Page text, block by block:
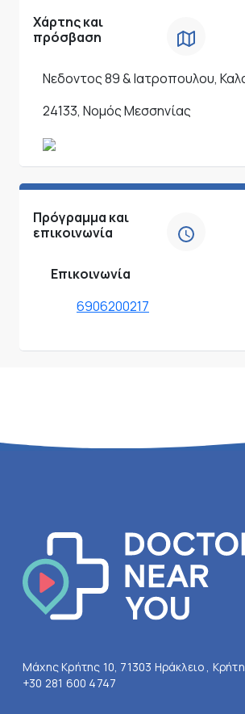
Χάρτης και
πρόσβαση
Νεδοντος 89 & Ιατροπουλου,
24133, Νομός Μεσσηνίας
Πρόγραμμα και
επικοινωνία
Επικοινωνία
6906200217
Μάχης Κρήτης 10, 71303 Ηράκλειο ,
+30 281 600 4747